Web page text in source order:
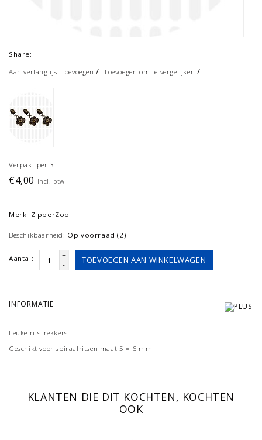
Share:
Aan verlanglijst toevoegen /Toevoegen om te vergelijken /
Verpakt per 3.
€4,00 Incl. btw
Merk: ZipperZoo
Beschikbaarheid: Op voorraad (2)
Aantal:
+
-
TOEVOEGEN AAN WINKELWAGEN
INFORMATIE
Leuke ritstrekkers
Geschikt voor spiraalritsen maat 5 = 6 mm
KLANTEN DIE DIT KOCHTEN, KOCHTEN
OOK